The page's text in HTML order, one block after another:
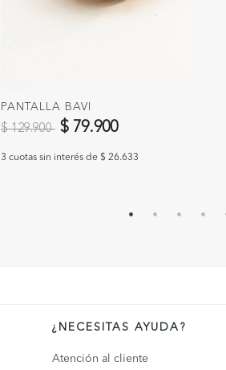
PANTALLA BAVI
Precio reducido de
$ 129.900 a$ 79.900
3 cuotas sin interés de $ 26.633
¿NECESITAS AYUDA?
Atención al cliente